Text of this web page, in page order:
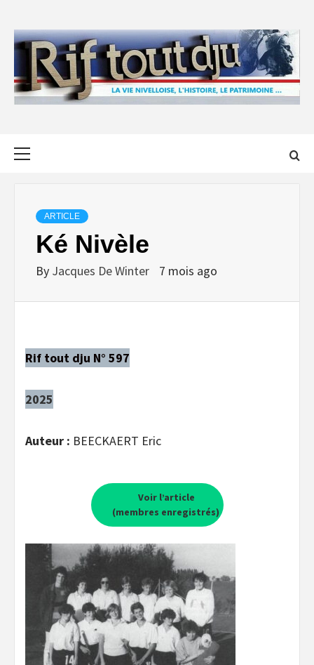
content
ARTICLE
Ké Nivèle
By Jacques De Winter 7 mois ago
Rif tout dju N° 597
2025
Auteur : BEECKAERT Eric
Voir l’article
(membres enregistrés)